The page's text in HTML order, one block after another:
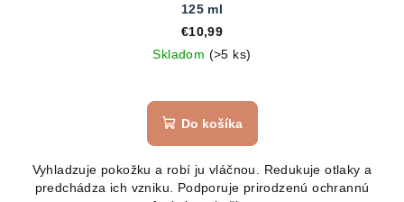
125 ml
€10,99
Skladom (>5 ks)
Do košíka
Vyhladzuje pokožku a robí ju vláčnou. Redukuje otlaky a
predchádza ich vzniku. Podporuje prirodzenú ochrannú